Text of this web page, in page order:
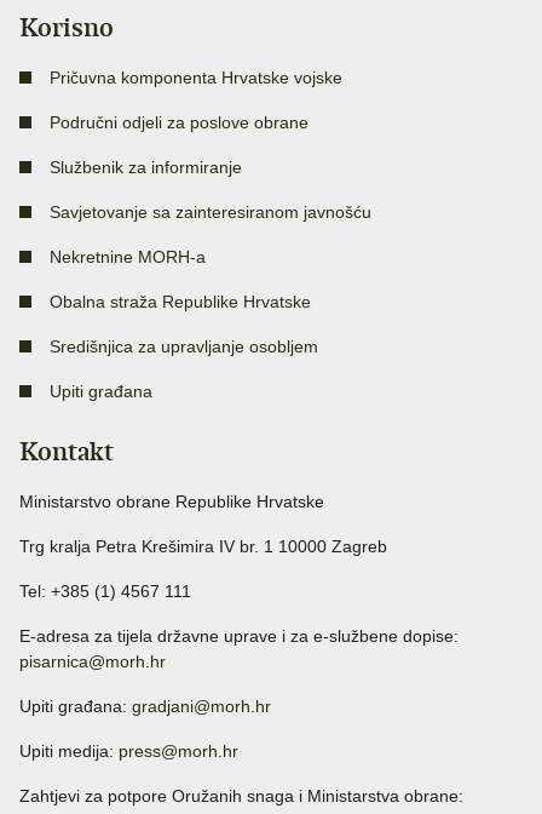
Korisno
Pričuvna komponenta Hrvatske vojske
Područni odjeli za poslove obrane
Službenik za informiranje
Savjetovanje sa zainteresiranom javnošću
Nekretnine MORH-a
Obalna straža Republike Hrvatske
Središnjica za upravljanje osobljem
Upiti građana
Kontakt
Ministarstvo obrane Republike Hrvatske
Trg kralja Petra Krešimira IV br. 1 10000 Zagreb
Tel: +385 (1) 4567 111
E-adresa za tijela državne uprave i za e-službene dopise:
pisarnica@morh.hr
Upiti građana: gradjani@morh.hr
Upiti medija: press@morh.hr
Zahtjevi za potpore Oružanih snaga i Ministarstva obrane: